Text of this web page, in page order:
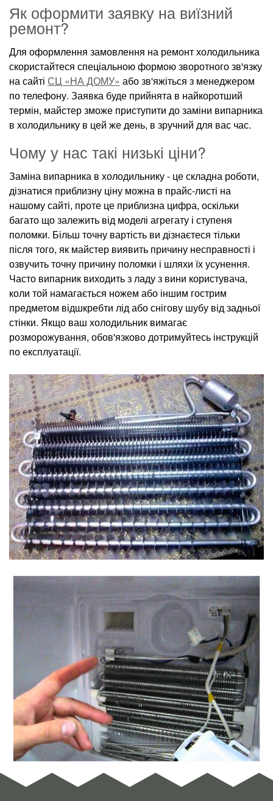
Як оформити заявку на виїзний
ремонт?
Для оформлення замовлення на ремонт холодильника
скористайтеся спеціальною формою зворотного зв'язку
на сайті СЦ «НА ДОМУ» або зв'яжіться з менеджером
по телефону. Заявка буде прийнята в найкоротший
термін, майстер зможе приступити до заміни випарника
в холодильнику в цей же день, в зручний для вас час.
Чому у нас такі низькі ціни?
Заміна випарника в холодильнику - це складна роботи,
дізнатися приблизну ціну можна в прайс-листі на
нашому сайті, проте це приблизна цифра, оскільки
багато що залежить від моделі агрегату і ступеня
поломки. Більш точну вартість ви дізнаєтеся тільки
після того, як майстер виявить причину несправності і
озвучить точну причину поломки і шляхи їх усунення.
Часто випарник виходить з ладу з вини користувача,
коли той намагається ножем або іншим гострим
предметом відшкребти лід або снігову шубу від задньої
стінки. Якщо ваш холодильник вимагає
розморожування, обов'язково дотримуйтесь інструкцій
по експлуатації.